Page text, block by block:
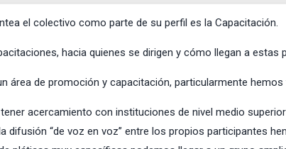
el colectivo como parte de su perfil es la Capacitación.
hacia quienes se dirigen y cómo llegan a estas
área de promoción y capacitación, particularmente
acercamiento con instituciones de nivel medio
difusión “de voz en voz” entre los propios participantes